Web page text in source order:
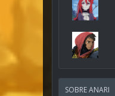
SOBRE ANARI